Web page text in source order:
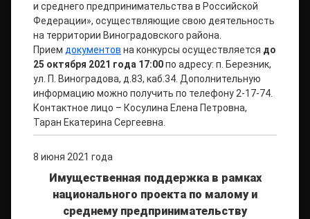
и среднего предпринимательства в Российской
Федерации», осуществляющие свою деятельность
на территории Виноградовского района.
Прием документов на конкурсы осуществляется до
25 октября 2021 года 17:00по адресу: п. Березник,
ул. П. Виноградова, д.83, каб.34. Дополнительную
информацию можно получить по телефону 2-17-74.
Контактное лицо – Косулина Елена Петровна,
Таран Екатерина Сергеевна.
8 июня 2021 года
Имущественная поддержка в рамках
национального проекта по малому и
среднему предпринимательству